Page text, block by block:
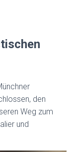
den
Weg zum
und